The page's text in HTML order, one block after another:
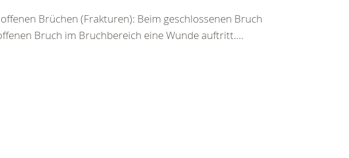
Brüchen (Frakturen): Beim geschlossenen Bruch
Bruch im Bruchbereich eine Wunde auftritt....